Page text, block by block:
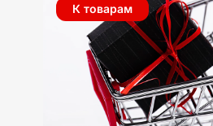
К товарам